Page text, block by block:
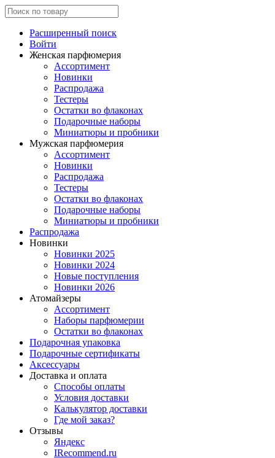
Расширенный поиск
Войти
Женская парфюмерия
Ассортимент
Новинки
Распродажа
Тестеры
Остатки во флаконах
Подарочные наборы
Миниатюры и пробники
Мужская парфюмерия
Ассортимент
Новинки
Распродажа
Тестеры
Остатки во флаконах
Подарочные наборы
Миниатюры и пробники
Распродажа
Новинки
Новинки 2025
Новинки 2024
Новые поступления
Новинки 2026
Атомайзеры
Ассортимент
Наборы парфюмерии
Остатки во флаконах
Подарочная упаковка
Подарочные сертификаты
Аксессуары
Доставка и оплата
Способы оплаты
Условия доставки
Калькулятор доставки
Где мой заказ?
Отзывы
Яндекс
IRecommend.ru